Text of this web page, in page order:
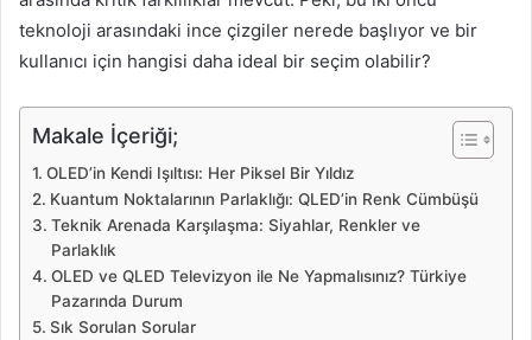
teknoloji arasındaki ince çizgiler nerede başlıyor ve bir
kullanıcı için hangisi daha ideal bir seçim olabilir?
Makale İçeriği;
OLED’in Kendi Işıltısı: Her Piksel Bir Yıldız
Kuantum Noktalarının Parlaklığı: QLED’in Renk Cümbüşü
Teknik Arenada Karşılaşma: Siyahlar, Renkler ve
Parlaklık
OLED ve QLED Televizyon ile Ne Yapmalısınız? Türkiye
Pazarında Durum
Sık Sorulan Sorular